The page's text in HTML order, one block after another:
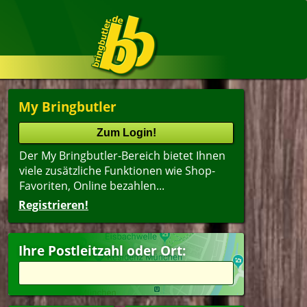
My Bringbutler
Der My Bringbutler-Bereich bietet Ihnen
viele zusätzliche Funktionen wie Shop-
Favoriten, Online bezahlen...
Registrieren!
Ihre Postleitzahl oder Ort:
Name
Alter(ältester Shop zuerst)